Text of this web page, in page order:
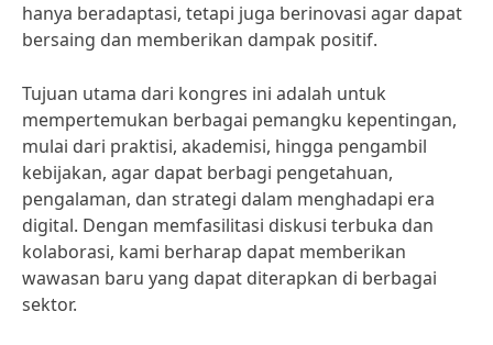
hanya beradaptasi, tetapi juga berinovasi agar dapat
bersaing dan memberikan dampak positif.
Tujuan utama dari kongres ini adalah untuk
mempertemukan berbagai pemangku kepentingan,
mulai dari praktisi, akademisi, hingga pengambil
kebijakan, agar dapat berbagi pengetahuan,
pengalaman, dan strategi dalam menghadapi era
digital. Dengan memfasilitasi diskusi terbuka dan
kolaborasi, kami berharap dapat memberikan
wawasan baru yang dapat diterapkan di berbagai
sektor.